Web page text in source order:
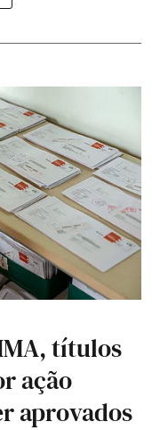
títulos
ação
aprovados